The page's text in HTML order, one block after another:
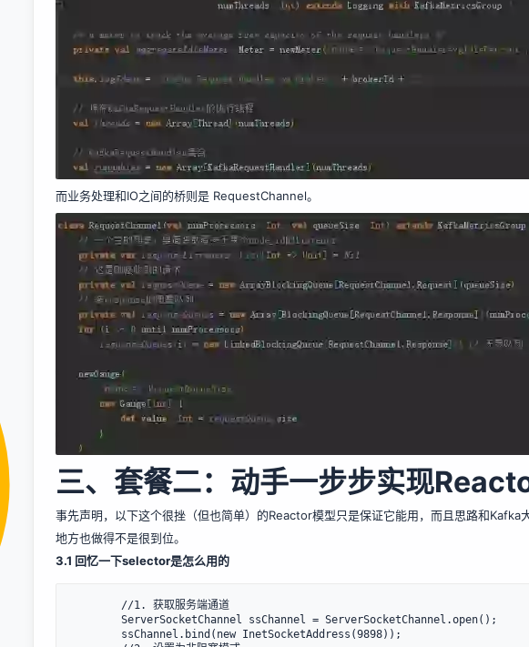
而业务处理和IO之间的桥则是 RequestChannel。
三、套餐二：动手一步步实现
事先声明，以下这个很挫（但也简单）的Reactor模型只是保证它能用，而且思路和Kafka
地方也做得不是很到位。
3.1 回忆一下selector是怎么用的